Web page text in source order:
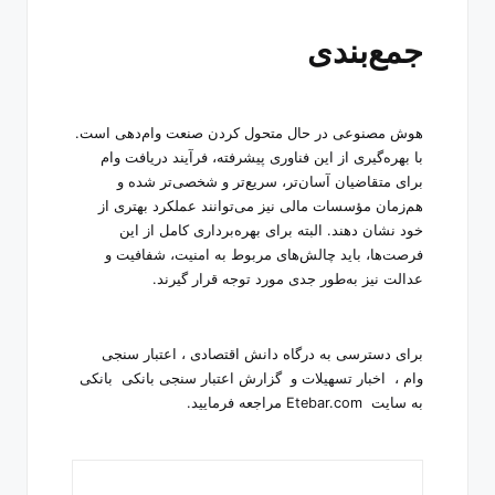
جمع‌بندی
هوش مصنوعی در حال متحول کردن صنعت وام‌دهی است.
با بهره‌گیری از این فناوری پیشرفته، فرآیند دریافت وام
برای متقاضیان آسان‌تر، سریع‌تر و شخصی‌تر شده و
هم‌زمان مؤسسات مالی نیز می‌توانند عملکرد بهتری از
خود نشان دهند. البته برای بهره‌برداری کامل از این
فرصت‌ها، باید چالش‌های مربوط به امنیت، شفافیت و
عدالت نیز به‌طور جدی مورد توجه قرار گیرند.
برای دسترسی به درگاه دانش اقتصادی ، اعتبار سنجی
وام ، اخبار تسهیلات و گزارش اعتبار سنجی بانکی بانکی
به سایت Etebar.com مراجعه فرمایید.